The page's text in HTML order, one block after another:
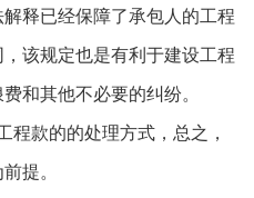
释已经保障了承包人的工程
该规定也是有利于建设工程
和其他不必要的纠纷。
程款的的处理方式，总之，
提。